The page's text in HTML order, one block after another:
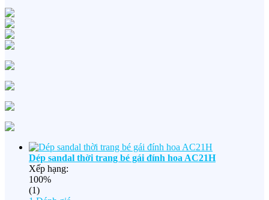
Dép sandal thời trang bé gái đính hoa AC21H
Xếp hạng:
100%
(1)